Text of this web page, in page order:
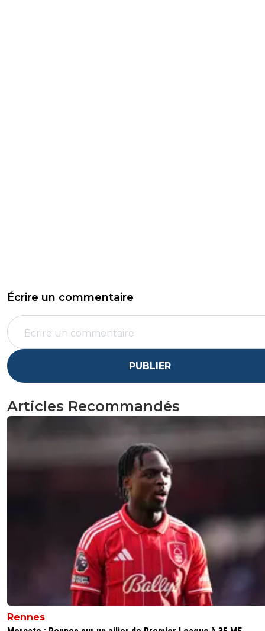
Écrire un commentaire
PUBLIER
Articles Recommandés
Rennes